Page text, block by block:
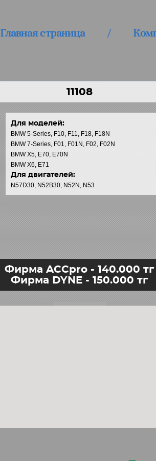
Главная страница /
11108
Для моделей:
BMW 5-Series, F10, F11, F18, F18N
BMW 7-Series, F01, F01N, F02, F02N
BMW X5, E70, E70N
BMW X6, E71
Для двигателей:
N57D30, N52B30, N52N, N53
Фирма ACCpro - 140.000 тг
Фирма DYNE - 150.000 тг